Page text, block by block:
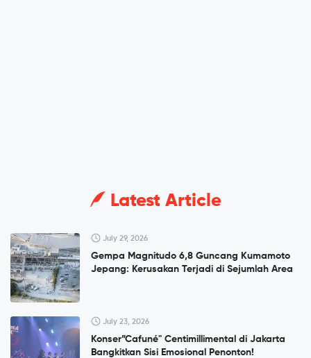
Latest Article
July 29, 2026
Gempa Magnitudo 6,8 Guncang Kumamoto
Jepang: Kerusakan Terjadi di Sejumlah Area
July 23, 2026
Konser”Cafuné" Centimillimental di Jakarta
Bangkitkan Sisi Emosional Penonton!